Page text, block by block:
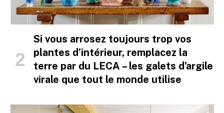
Si vous arrosez toujours trop vos
plantes d’intérieur, remplacez la
terre par du LECA – les galets d’argile
virale que tout le monde utilise